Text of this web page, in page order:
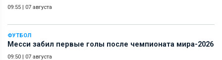
09:55 07 августа
ФУТБОЛ
Месси забил первые голы после чемпионата мира-2026
09:50 07 августа